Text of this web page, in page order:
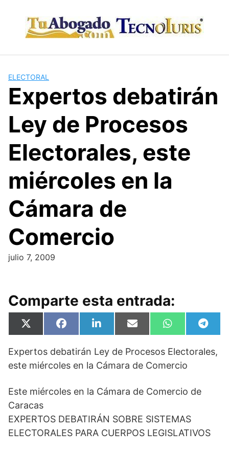
content
ELECTORAL
Expertos debatirán
Ley de Procesos
Electorales, este
miércoles en la
Cámara de
Comercio
julio 7, 2009
Comparte esta entrada:
Compartir
en
X
(
w
t
r
)
Compartir
en
F
a
e
o
Compartir
en
L
i
k
e
d
Compartir
en
E
m
i
l
Compartir
en
W
h
t
A
en
T
e
e
Expertos debatirán Ley de Procesos Electorales,
este miércoles en la Cámara de Comercio
Este miércoles en la Cámara de Comercio de
Caracas
EXPERTOS DEBATIRÁN SOBRE SISTEMAS
ELECTORALES PARA CUERPOS LEGISLATIVOS